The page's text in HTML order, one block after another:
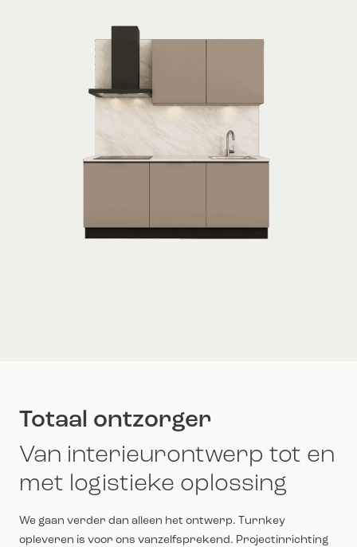
Totaal ontzorger
Van interieurontwerp tot en
met logistieke oplossing
We gaan verder dan alleen het ontwerp. Turnkey
opleveren is voor ons vanzelfsprekend. Projectinrichting